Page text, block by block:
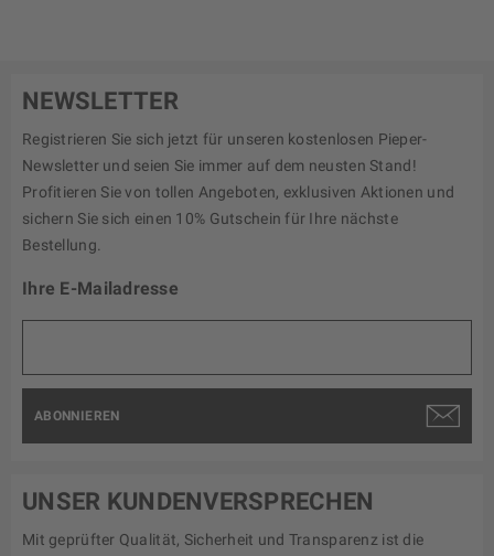
NEWSLETTER
Registrieren Sie sich jetzt für unseren kostenlosen Pieper-
Newsletter und seien Sie immer auf dem neusten Stand!
Profitieren Sie von tollen Angeboten, exklusiven Aktionen und
sichern Sie sich einen 10% Gutschein für Ihre nächste
Bestellung.
Ihre E-Mailadresse
ABONNIEREN
UNSER KUNDENVERSPRECHEN
Mit geprüfter Qualität, Sicherheit und Transparenz ist die